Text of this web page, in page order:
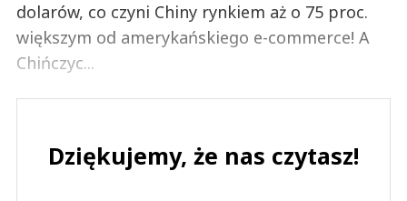
dolarów, co czyni Chiny rynkiem aż o 75 proc.
większym od amerykańskiego e-commerce! A
Chińczyc...
Dziękujemy, że nas czytasz!